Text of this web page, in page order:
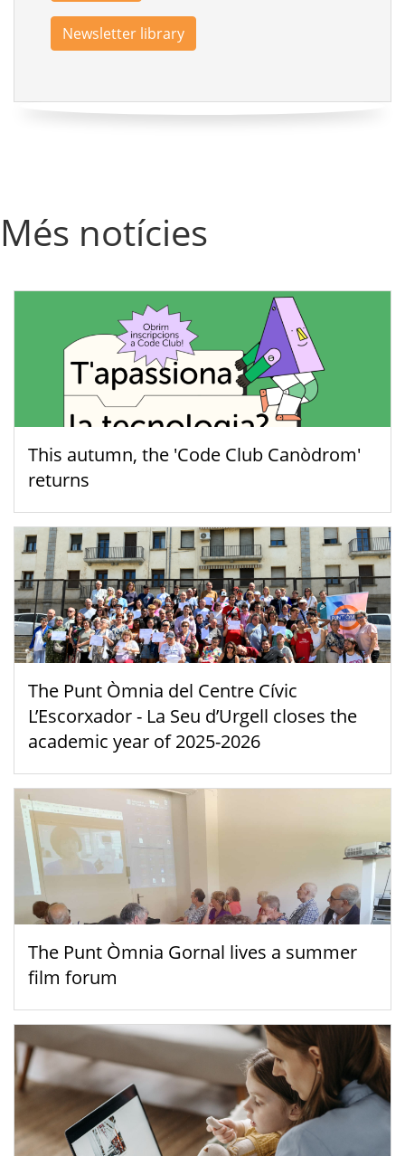
Newsletter library
Més notícies
This autumn, the 'Code Club Canòdrom'
returns
The Punt Òmnia del Centre Cívic
L’Escorxador - La Seu d’Urgell closes the
academic year of 2025-2026
The Punt Òmnia Gornal lives a summer
film forum